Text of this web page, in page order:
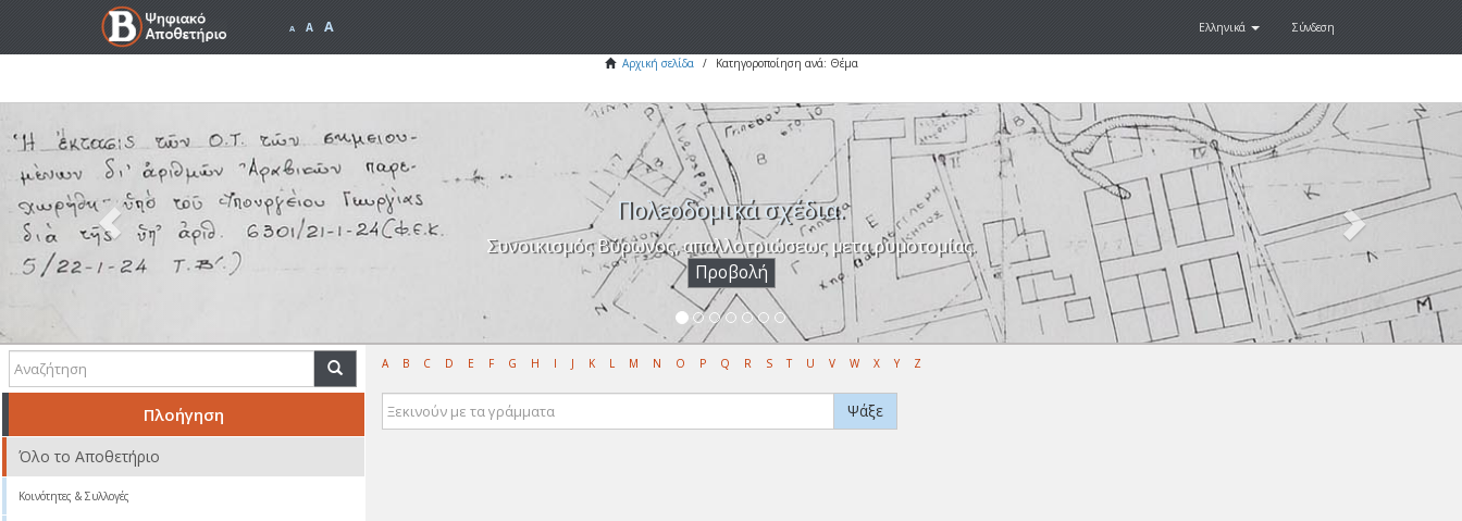
A A A Ελληνικά Σύνδεση
Αρχική σελίδα Κατηγοροποίηση ανά: Θέμα
Πολεοδομικά σχέδια.
Συνοικισμός Βύρωνος, απαλλοτριώσεως μετα ρυμοτομίας.
Προβολή
Next
A B C D E F G H I J K L M N O P Q R S T U V W X Y Z
Ψάξε
Πλοήγηση
Όλο το Αποθετήριο
Κοινότητες & Συλλογές